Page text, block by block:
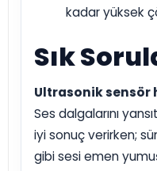
kadar yüksek
Sık
Ultrasonik sensör
Ses dalgalarını
iyi sonuç verirken;
gibi sesi emen